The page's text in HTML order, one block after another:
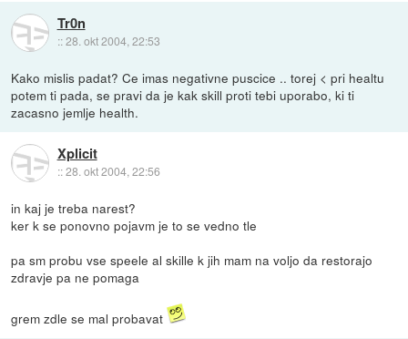
Tr0n
::28. okt 2004, 22:53
Kako mislis padat? Ce imas negativne puscice .. torej < pri healtu
potem ti pada, se pravi da je kak skill proti tebi uporabo, ki ti
zacasno jemlje health.
Xplicit
::28. okt 2004, 22:56
in kaj je treba narest?
ker k se ponovno pojavm je to se vedno tle
pa sm probu vse speele al skille k jih mam na voljo da restorajo
zdravje pa ne pomaga
grem zdle se mal probavat